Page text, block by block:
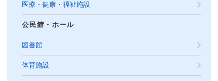
医療・健康・福祉施設
公民館・ホール
図書館
体育施設